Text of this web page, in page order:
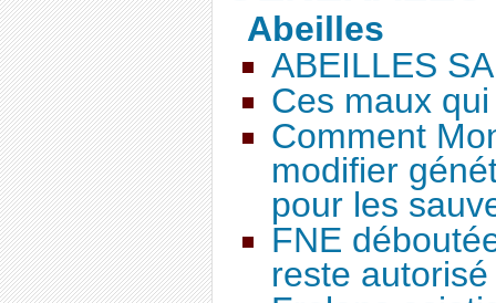
Abeilles
ABEILLES
Ces maux
Comment
modifier
pour les
FNE
reste